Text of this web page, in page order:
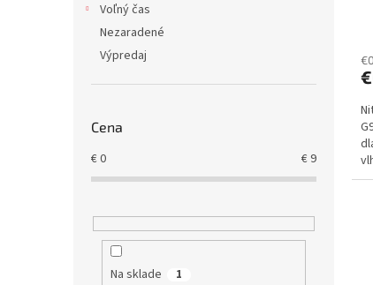
Voľný čas
Nezaradené
Výpredaj
Cena
€0 €9
Na sklade 1